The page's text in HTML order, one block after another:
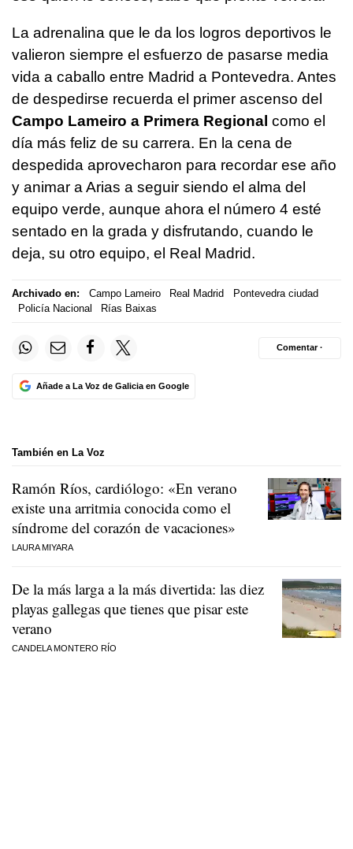
La adrenalina que le da los logros deportivos le
valieron siempre el esfuerzo de pasarse media
vida a caballo entre Madrid a Pontevedra. Antes
de despedirse recuerda el primer ascenso del
Campo Lameiro a Primera Regional como el
día más feliz de su carrera. En la cena de
despedida aprovecharon para recordar ese año
y animar a Arias a seguir siendo el alma del
equipo verde, aunque ahora el número 4 esté
sentado en la grada y disfrutando, cuando le
deja, su otro equipo, el Real Madrid.
Archivado en: Campo Lameiro Real Madrid
Pontevedra ciudad
Policía Nacional
Rías Baixas
Añade a La Voz de Galicia en Google
Comentar ·
También en La Voz
Ramón Ríos, cardiólogo: «En verano
existe una arritmia conocida como el
síndrome del corazón de vacaciones»
LAURA MIYARA
De la más larga a la más divertida: las diez
playas gallegas que tienes que pisar este
verano
CANDELA MONTERO RÍO